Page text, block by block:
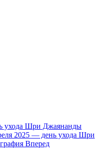
ухода Шри Джаянанды
2025 — день ухода Шри
Вперед